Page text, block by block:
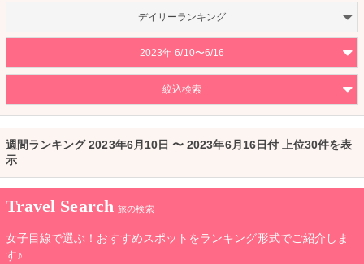
デイリーランキング
2023年 6/10〜6/16
絞込検索
週間ランキング 2023年6月10日 〜 2023年6月16日付 上位30件を表
示
Travel Search 旅の検索
女子目線で選ぶ！おすすめスポットをランキング形式でご紹介しま
す♪